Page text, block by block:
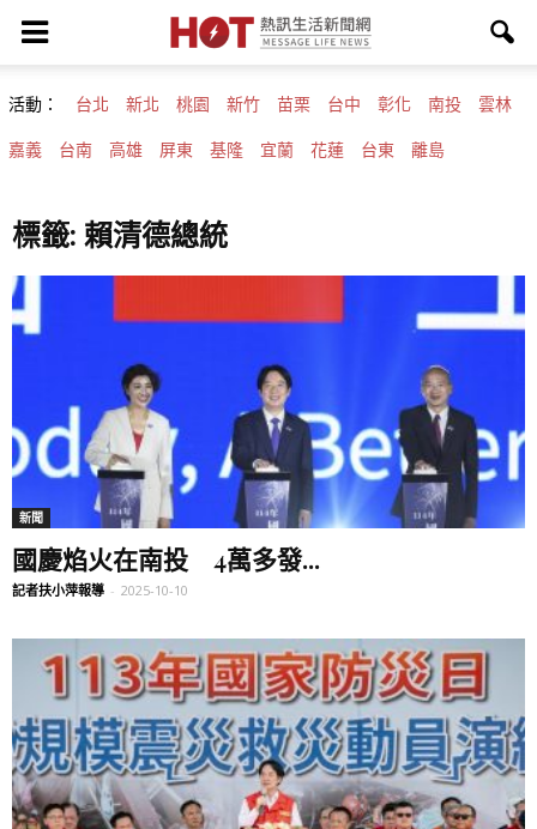
活動： 台北 新北 桃園 新竹 苗栗 台中 彰化 南投 雲林
嘉義 台南 高雄 屏東 基隆 宜蘭 花蓮 台東 離島
標籤: 賴清德總統
新聞
國慶焰火在南投 4萬多發...
記者扶小萍報導 - 2025-10-10